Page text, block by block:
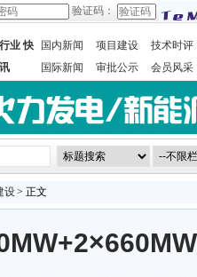
验证码：
行业 快
讯
国内新闻 项目建设
技术时评
国际新闻
审批公示 会员风采
设> 正文